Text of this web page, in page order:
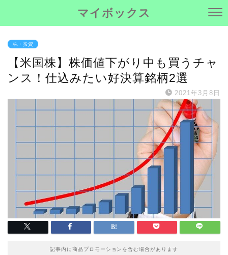
マイボックス
株・投資
【米国株】株価値下がり中も買うチャ
ンス！仕込みたい好決算銘柄2選
2021年3月8日
記事内に商品プロモーションを含む場合があります